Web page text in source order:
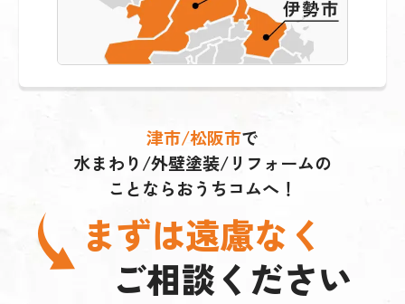
津市/松阪市で
水まわり/外壁塗装/リフォームの
ことならおうちコムへ！
まずは遠慮なく
ご相談ください